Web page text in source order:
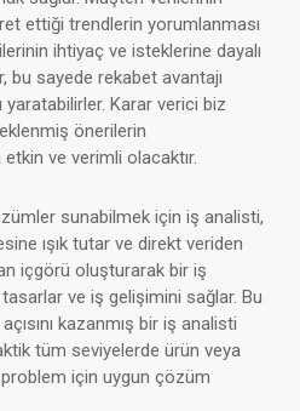
ettiği trendlerin yorumlanması
ihtiyaç ve isteklerine dayalı
sayede rekabet avantajı
yaratabilirler. Karar verici biz
önerilerin
ve verimli olacaktır.
sunabilmek için iş analisti,
ışık tutar ve direkt veriden
içgörü oluşturarak bir iş
ve iş gelişimini sağlar. Bu
kazanmış bir iş analisti
tüm seviyelerde ürün veya
için uygun çözüm